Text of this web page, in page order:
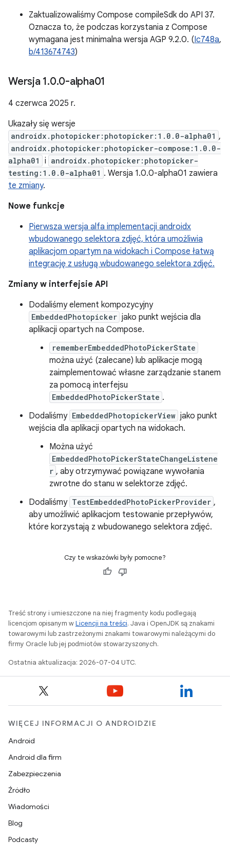
Zaktualizowaliśmy Compose compileSdk do API 37.
Oznacza to, że podczas korzystania z Compose
wymagana jest minimalna wersja AGP 9.2.0. (Ic748a,
b/413674743)
Wersja 1.0.0-alpha01
4 czerwca 2025 r.
Ukazały się wersje
androidx.photopicker:photopicker:1.0.0-alpha01 ,
androidx.photopicker:photopicker-compose:1.0.0-
alpha01
i androidx.photopicker:photopicker-
testing:1.0.0-alpha01 . Wersja 1.0.0-alpha01 zawiera
te zmiany.
Nowe funkcje
Pierwsza wersja alfa implementacji androidx
wbudowanego selektora zdjęć, która umożliwia
aplikacjom opartym na widokach i Compose łatwą
integrację z usługą wbudowanego selektora zdjęć.
Zmiany w interfejsie API
Dodaliśmy element kompozycyjny
EmbeddedPhotopicker jako punkt wejścia dla
aplikacji opartych na Compose.
rememberEmbeddedPhotoPickerState
można użyć (zalecane) lub aplikacje mogą
zaimplementować własne zarządzanie stanem
za pomocą interfejsu
EmbeddedPhotoPickerState .
Dodaliśmy EmbeddedPhotopickerView jako punkt
wejścia dla aplikacji opartych na widokach.
Można użyć
EmbeddedPhotoPickerStateChangeListene
r , aby otrzymywać powiązane wywołania
zwrotne do stanu w selektorze zdjęć.
Dodaliśmy TestEmbeddedPhotoPickerProvider ,
aby umożliwić aplikacjom testowanie przepływów,
które korzystają z wbudowanego selektora zdjęć.
Czy te wskazówki były pomocne?
Treść strony i umieszczone na niej fragmenty kodu podlegają
licencjom opisanym wLicencji na treści. Java i OpenJDK są znakami
towarowymi lub zastrzeżonymi znakami towarowymi należącymi do
firmy Oracle lub jej podmiotów stowarzyszonych.
Ostatnia aktualizacja: 2026-07-04 UTC.
WIĘCEJ INFORMACJI O ANDROIDZIE
Android
Android dla firm
Zabezpieczenia
Źródło
Wiadomości
Blog
Podcasty